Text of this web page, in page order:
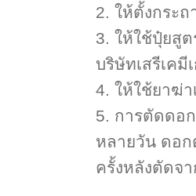
2. ให้ตั้งกระ
3. ให้ใช้ปุ๋ยสู
บริษัทเสรีเค
4. ให้ใช้ยาฆ่
5. การตัดดอ
หลายวัน ดอก
ครั้งหลังตัดจ